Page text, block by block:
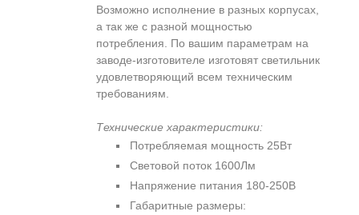
Возможно исполнение в разных корпусах,
а так же с разной мощностью
потребления. По вашим параметрам на
заводе-изготовителе изготовят светильник
удовлетворяющий всем техническим
требованиям.
Технические характеристики:
Потребляемая мощность 25Вт
Световой поток 1600Лм
Напряжение питания 180-250В
Габаритные размеры: